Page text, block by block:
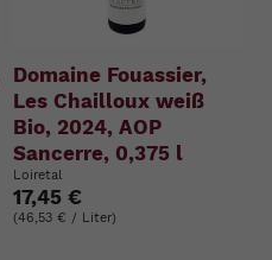
Domaine Fouassier,
Les Chailloux weiß
Bio, 2024, AOP
Sancerre, 0,375 l
Loiretal
17,45 €
(46,53 € / Liter)